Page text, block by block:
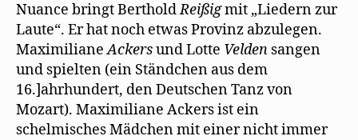
Nuance bringt BertholdReißigmit „Liedern zur
Laute“. Er hat noch etwas Provinz abzulegen.
MaximilianeAckersund Lotte Velden sangen
und spielten (ein Ständchen aus dem
16.]ahrhundert, den Deutschen Tanz von
Mozart). Maximiliane Ackers ist ein
schelmisches Mädchen mit einer nicht immer